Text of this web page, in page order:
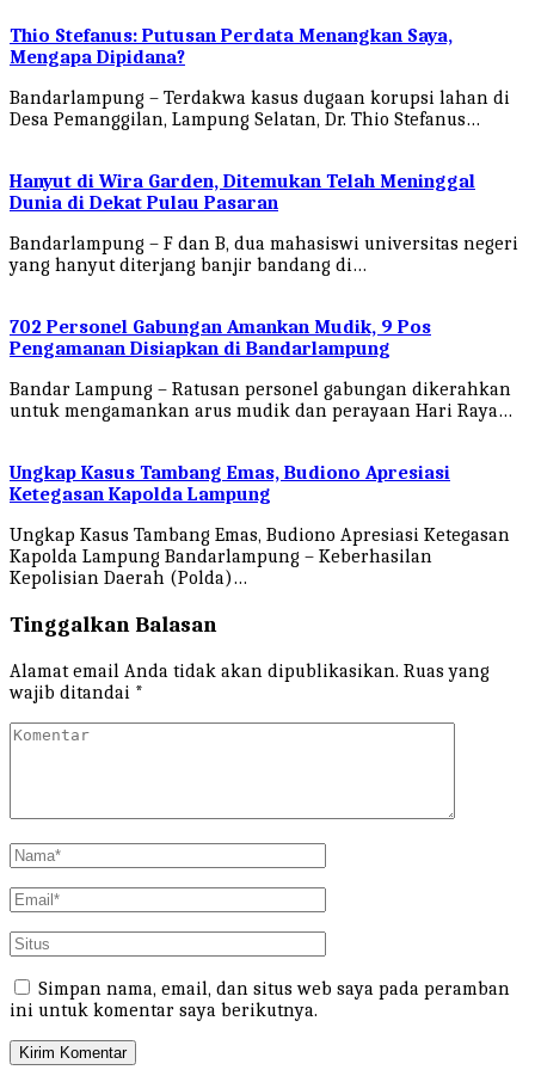
Thio Stefanus: Putusan Perdata Menangkan Saya,
Mengapa Dipidana?
Bandarlampung – Terdakwa kasus dugaan korupsi lahan di
Desa Pemanggilan, Lampung Selatan, Dr. Thio Stefanus…
Hanyut di Wira Garden, Ditemukan Telah Meninggal
Dunia di Dekat Pulau Pasaran
Bandarlampung – F dan B, dua mahasiswi universitas negeri
yang hanyut diterjang banjir bandang di…
702 Personel Gabungan Amankan Mudik, 9 Pos
Pengamanan Disiapkan di Bandarlampung
Bandar Lampung – Ratusan personel gabungan dikerahkan
untuk mengamankan arus mudik dan perayaan Hari Raya…
Ungkap Kasus Tambang Emas, Budiono Apresiasi
Ketegasan Kapolda Lampung
Ungkap Kasus Tambang Emas, Budiono Apresiasi Ketegasan
Kapolda Lampung Bandarlampung – Keberhasilan
Kepolisian Daerah (Polda)…
Tinggalkan Balasan
Alamat email Anda tidak akan dipublikasikan. Ruas yang
wajib ditandai *
Simpan nama, email, dan situs web saya pada peramban
ini untuk komentar saya berikutnya.